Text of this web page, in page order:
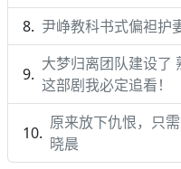
尹峥教科书式偏袒护
大梦归离团队建设了
这部剧我必定追看！
原来放下仇恨，只
晓晨